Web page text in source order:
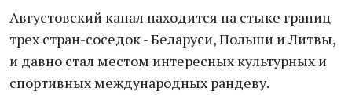
Августовский канал находится на стыке границ
трех стран-соседок - Беларуси, Польши и Литвы,
и давно стал местом интересных культурных и
спортивных международных рандеву.